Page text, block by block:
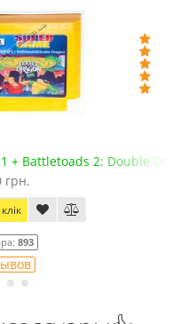
Battletoads 2: Double Dragon
893